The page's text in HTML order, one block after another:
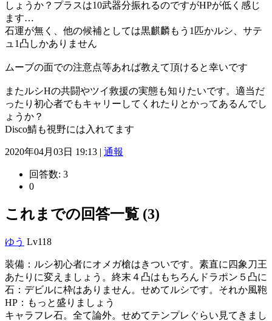
しょうか？プラスは10武器分振れるのですがHPが低く感じ
ます…
石運が無く、他の候補としては黒麒麟もう1匹かルシ、サテ
ュ1凸しかありません
ムーブの面での注意点等あれば教えて頂けると幸いです
またルシHの共闘やツイ救援の実態も知りたいです。適当だ
ったり初心者でもキャリーしてくれたりとかってあるんでし
ょうか？
Disco鯖も視野には入れてます
2020年04月03日 19:13 | 通報
回答数: 3
0
これまでの回答一覧 (3)
ゆう Lv118
装備：ルシ初心者にオメガ槍はきついです。素直に四象刀王
あたりに変えましょう。終末４凸はもちろんドラポン５凸に
石：デビルに枠はありません。せめてルシです。それか風鞄
HP：もっと盛りましょう
キャラフレ石。全て論外。せめてテンプレぐらい見てきまし